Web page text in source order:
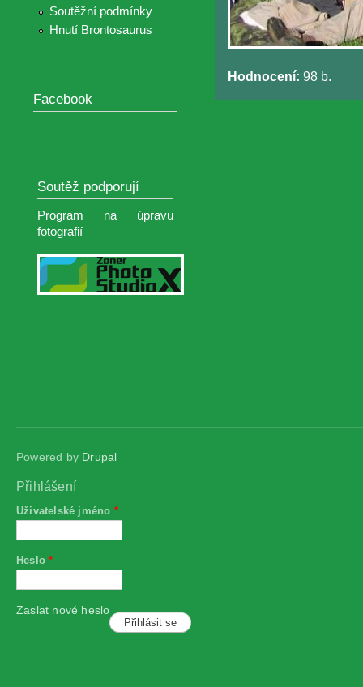
Soutěžní podmínky
Hnutí Brontosaurus
Facebook
Soutěž podporují
Program na úpravu
fotografií
Hodnocení: 98 b.
Powered by Drupal
Přihlášení
Uživatelské jméno *
Heslo*
Zaslat nové heslo